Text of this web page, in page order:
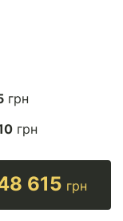
грн
грн
615 грн